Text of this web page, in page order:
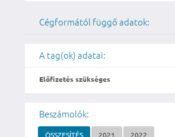
Cégformától függő adatok:
A tag(ok) adatai:
Előfizetés szükséges
Beszámolók:
ÖSSZESÍTÉS 2021 2022